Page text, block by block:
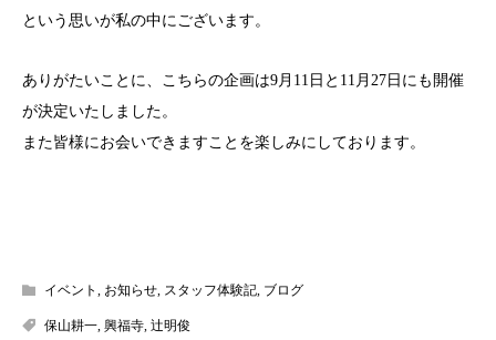
という思いが私の中にございます。
ありがたいことに、こちらの企画は9月11日と11月27日にも開催
が決定いたしました。
また皆様にお会いできますことを楽しみにしております。
イベント , お知らせ, スタッフ体験記, ブログ
保山耕一, 興福寺, 辻明俊